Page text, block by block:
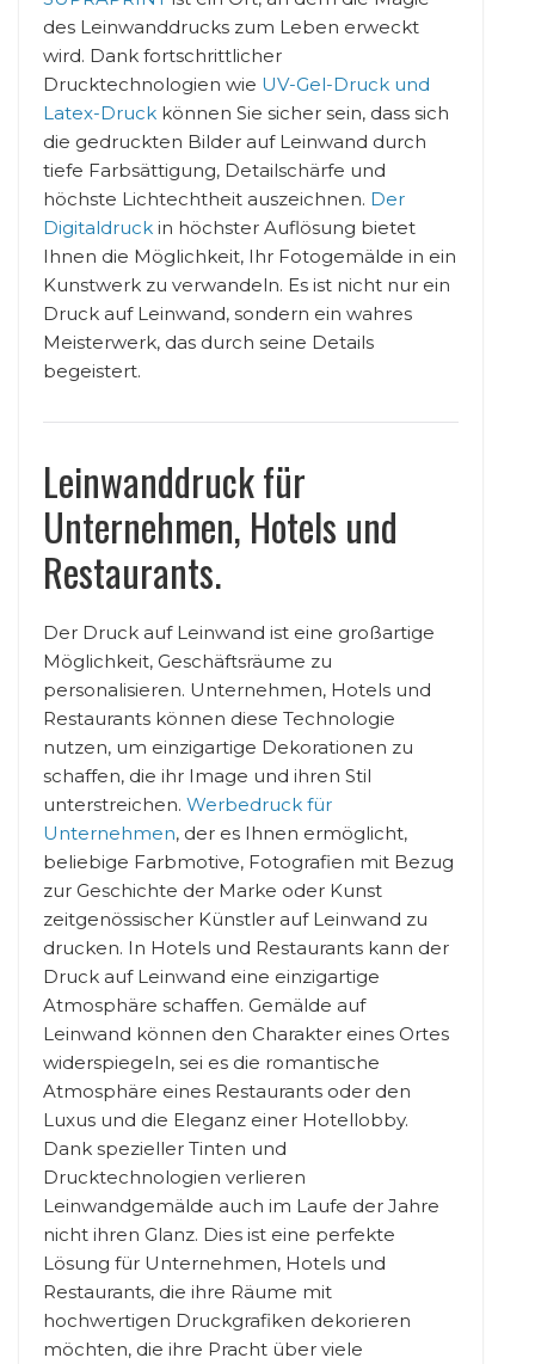
des Leinwanddrucks zum Leben erweckt
wird. Dank fortschrittlicher
Drucktechnologien wie UV-Gel-Druck und
Latex-Druck können Sie sicher sein, dass sich
die gedruckten Bilder auf Leinwand durch
tiefe Farbsättigung, Detailschärfe und
höchste Lichtechtheit auszeichnen. Der
Digitaldruck in höchster Auflösung bietet
Ihnen die Möglichkeit, Ihr Fotogemälde in ein
Kunstwerk zu verwandeln. Es ist nicht nur ein
Druck auf Leinwand, sondern ein wahres
Meisterwerk, das durch seine Details
begeistert.
Leinwanddruck für
Unternehmen, Hotels und
Restaurants.
Der Druck auf Leinwand ist eine großartige
Möglichkeit, Geschäftsräume zu
personalisieren. Unternehmen, Hotels und
Restaurants können diese Technologie
nutzen, um einzigartige Dekorationen zu
schaffen, die ihr Image und ihren Stil
unterstreichen. Werbedruck für
Unternehmen, der es Ihnen ermöglicht,
beliebige Farbmotive, Fotografien mit Bezug
zur Geschichte der Marke oder Kunst
zeitgenössischer Künstler auf Leinwand zu
drucken. In Hotels und Restaurants kann der
Druck auf Leinwand eine einzigartige
Atmosphäre schaffen. Gemälde auf
Leinwand können den Charakter eines Ortes
widerspiegeln, sei es die romantische
Atmosphäre eines Restaurants oder den
Luxus und die Eleganz einer Hotellobby.
Dank spezieller Tinten und
Drucktechnologien verlieren
Leinwandgemälde auch im Laufe der Jahre
nicht ihren Glanz. Dies ist eine perfekte
Lösung für Unternehmen, Hotels und
Restaurants, die ihre Räume mit
hochwertigen Druckgrafiken dekorieren
möchten, die ihre Pracht über viele